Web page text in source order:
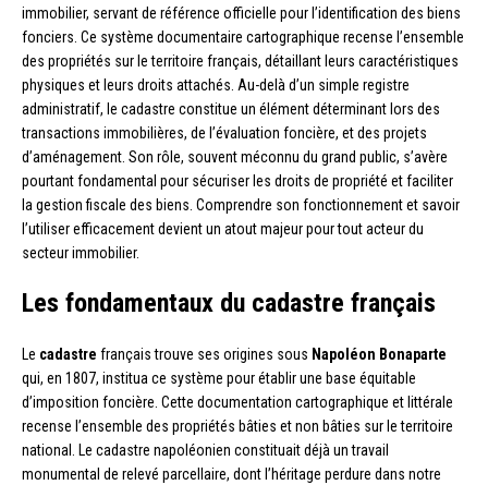
immobilier, servant de référence officielle pour l’identification des biens
fonciers. Ce système documentaire cartographique recense l’ensemble
des propriétés sur le territoire français, détaillant leurs caractéristiques
physiques et leurs droits attachés. Au-delà d’un simple registre
administratif, le cadastre constitue un élément déterminant lors des
transactions immobilières, de l’évaluation foncière, et des projets
d’aménagement. Son rôle, souvent méconnu du grand public, s’avère
pourtant fondamental pour sécuriser les droits de propriété et faciliter
la gestion fiscale des biens. Comprendre son fonctionnement et savoir
l’utiliser efficacement devient un atout majeur pour tout acteur du
secteur immobilier.
Les fondamentaux du cadastre français
Le cadastre français trouve ses origines sous Napoléon Bonaparte
qui, en 1807, institua ce système pour établir une base équitable
d’imposition foncière. Cette documentation cartographique et littérale
recense l’ensemble des propriétés bâties et non bâties sur le territoire
national. Le cadastre napoléonien constituait déjà un travail
monumental de relevé parcellaire, dont l’héritage perdure dans notre